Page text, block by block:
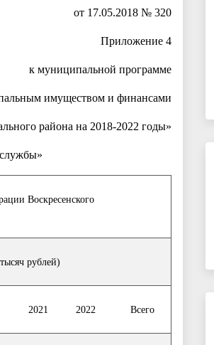
от 17.05.2018 № 320
Приложение 4
к муниципальной программе
имуществом и финансами
района на 2018-2022 годы»
Воскресенского
рублей)
2021 2022 Всего